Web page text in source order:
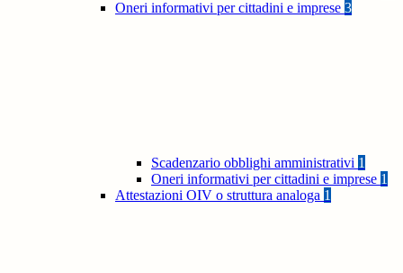
Oneri informativi per cittadini e imprese 3
Scadenzario obblighi amministrativi 1
Oneri informativi per cittadini e imprese 1
Attestazioni OIV o struttura analoga 1